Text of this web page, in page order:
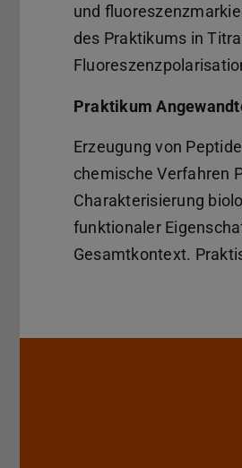
und
des Praktikums in
Praktikum
Erzeugung von
chemische Verfahren
Charakterisierung
funktionaler
Gesamtkontext.